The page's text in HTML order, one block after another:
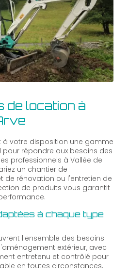
de location à
à votre disposition une gamme
répondre aux besoins des
professionnels à Vallée de
un chantier de
de rénovation ou l'entretien de
de produits vous garantit
à chaque type
l'ensemble des besoins
extérieur, avec
entretenu et contrôlé pour
en toutes circonstances.